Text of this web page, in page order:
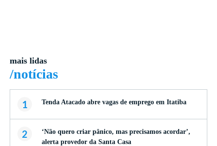
mais lidas
/notícias
1 Tenda Atacado abre vagas de emprego em Itatiba
2
‘Não quero criar pânico, mas precisamos acordar’,
alerta provedor da Santa Casa